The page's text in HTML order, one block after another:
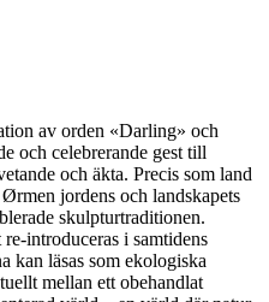
av orden «Darling» och
och celebrerande gest till
och äkta. Precis som land
jordens och landskapets
skulpturtraditionen.
introduceras i samtidens
kan läsas som ekologiska
mellan ett obehandlat